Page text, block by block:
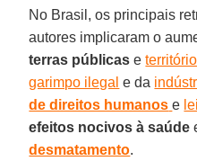
No Brasil, os principais
autores implicaram o
terras públicas e
garimpo ilegal e da
de direitos humanos e
efeitos nocivos à saúde
desmatamento.